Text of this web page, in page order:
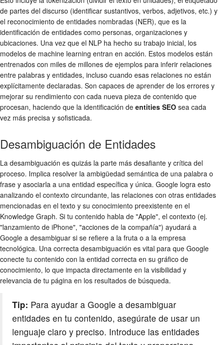
de partes del discurso (identificar sustantivos, verbos, adjetivos, etc.) y
el reconocimiento de entidades nombradas (NER), que es la
identificación de entidades como personas, organizaciones y
ubicaciones. Una vez que el NLP ha hecho su trabajo inicial, los
modelos de machine learning entran en acción. Estos modelos están
entrenados con miles de millones de ejemplos para inferir relaciones
entre palabras y entidades, incluso cuando esas relaciones no están
explícitamente declaradas. Son capaces de aprender de los errores y
mejorar su rendimiento con cada nueva pieza de contenido que
procesan, haciendo que la identificación de entities SEO sea cada
vez más precisa y sofisticada.
Desambiguación de Entidades
La desambiguación es quizás la parte más desafiante y crítica del
proceso. Implica resolver la ambigüedad semántica de una palabra o
frase y asociarla a una entidad específica y única. Google logra esto
analizando el contexto circundante, las relaciones con otras entidades
mencionadas en el texto y su conocimiento preexistente en el
Knowledge Graph. Si tu contenido habla de "Apple", el contexto (ej.
"lanzamiento de iPhone", "acciones de la compañía") ayudará a
Google a desambiguar si se refiere a la fruta o a la empresa
tecnológica. Una correcta desambiguación es vital para que Google
conecte tu contenido con la entidad correcta en su gráfico de
conocimiento, lo que impacta directamente en la visibilidad y
relevancia de tu página en los resultados de búsqueda.
Tip: Para ayudar a Google a desambiguar
entidades en tu contenido, asegúrate de usar un
lenguaje claro y preciso. Introduce las entidades